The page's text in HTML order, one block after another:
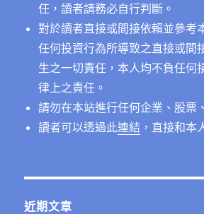
任，讀者請務必自行判斷。
對於讀者直接或間接依賴並參考
任何投資行為所導致之直接或間
生之一切責任，本人均不負任何
律上之責任。
請勿在本站進行任何企業、股票
讀者可以透過此連結 ，直接和本
近期文章